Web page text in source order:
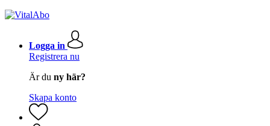
Logga in
Registrera nu
Är du ny här?
Skapa konto